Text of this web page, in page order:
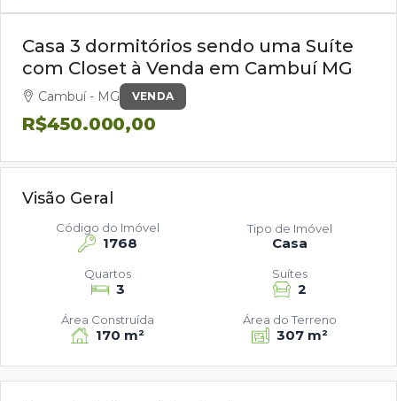
VENDA
Casa 3 dormitórios sendo uma Suíte
com Closet à Venda em Cambuí MG
Cambuí - MG
R$450.000,00
Visão Geral
1768
Código do Imóvel
Casa
Tipo de Imóvel
3
Quartos
2
Suítes
170 m²
Área Construída
307 m²
Área do Terreno